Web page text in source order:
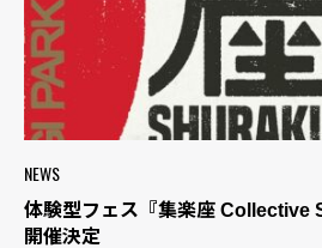
NEWS
体験型フェス『集楽座 Collective
開催決定